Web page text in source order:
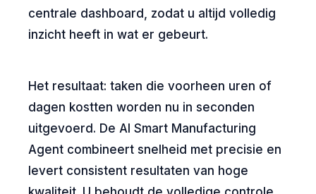
centrale dashboard, zodat u altijd volledig
inzicht heeft in wat er gebeurt.
Het resultaat: taken die voorheen uren of
dagen kostten worden nu in seconden
uitgevoerd. De AI Smart Manufacturing
Agent combineert snelheid met precisie en
levert consistent resultaten van hoge